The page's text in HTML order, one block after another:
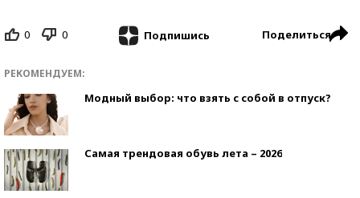
0 0 Подпишись Поделиться
РЕКОМЕНДУЕМ:
Модный выбор: что взять с собой в отпуск?
Самая трендовая обувь лета – 2026